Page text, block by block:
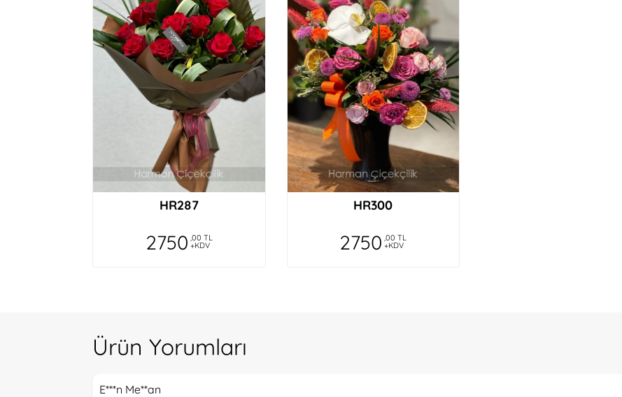
HR287
2750 ,00 TL
+KDV
HR300
2750 ,00 TL
+KDV
Ürün Yorumları
E***n Me**an